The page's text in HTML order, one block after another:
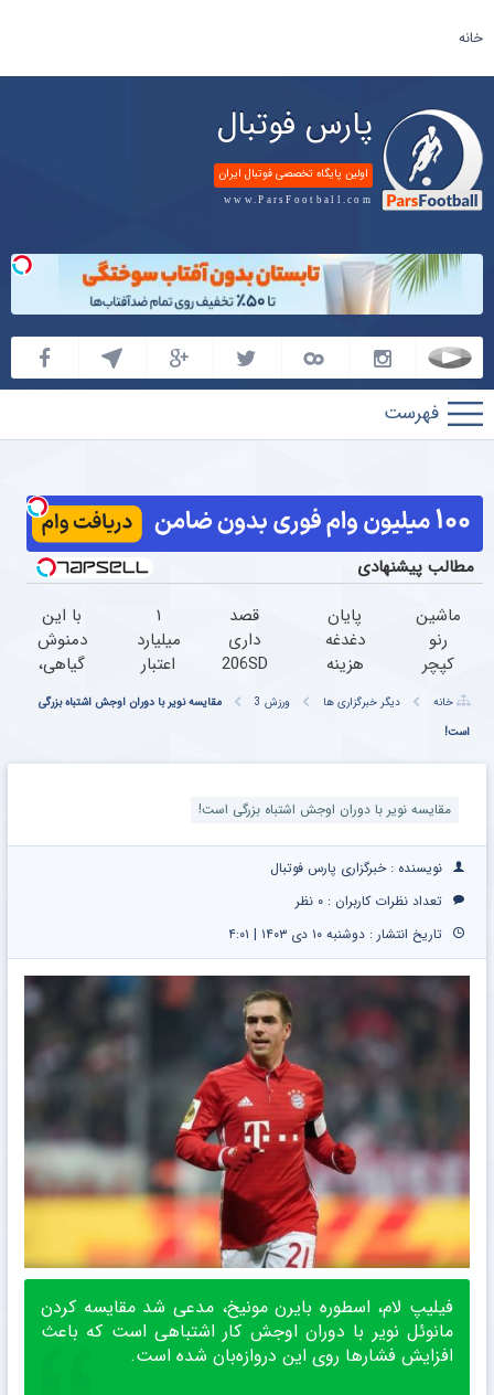
خانه
پارس فوتبال
اولین پایگاه تخصصی فوتبال ایران
www.ParsFootball.com
پارس
فوتبال
مطالب پیشنهادی
ماشین
رنو
کپچر
راحت
سریع
پایان
دغدغه
هزینه
دندان
با پک
کننده
قصد
داری
206SD
بفروشی؟
خودرو45
امن
۱
میلیارد
اعتبار
طلا |
ضامن
با این
دمنوش
گیاهی،
دیگه
نگران
چرب
خانه دیگر خبرگزاری ها ورزش 3
مقایسه نویر با دوران اوجش اشتباه بزرگی
است!
مقایسه نویر با دوران اوجش اشتباه بزرگی است!
نویسنده : خبرگزاری پارس فوتبال
تعداد نظرات کاربران : ۰ نظر
تاریخ انتشار : دوشنبه ۱۰ دی ۱۴۰۳ | ۴:۰۱
فیلیپ لام، اسطوره بایرن مونیخ، مدعی شد مقایسه کردن
مانوئل نویر با دوران اوجش کار اشتباهی است که باعث
افزایش فشارها روی این دروازه‌بان شده است.